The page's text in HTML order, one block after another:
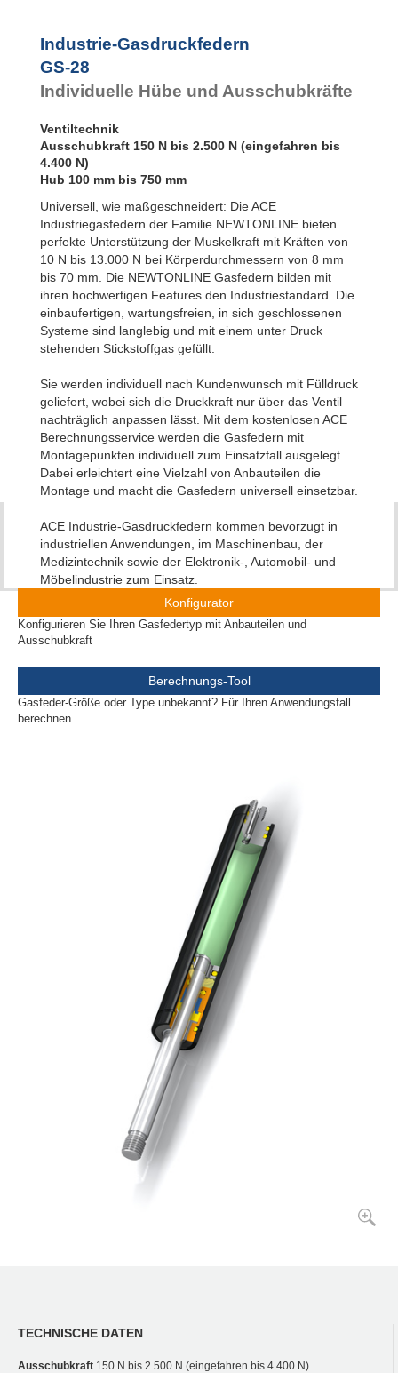
Industrie-Gasdruckfedern
GS-28
Individuelle Hübe und Ausschubkräfte
Ventiltechnik
Ausschubkraft 150 N bis 2.500 N (eingefahren bis
4.400 N)
Hub 100 mm bis 750 mm
Universell, wie maßgeschneidert: Die ACE
Industriegasfedern der Familie NEWTONLINE bieten
perfekte Unterstützung der Muskelkraft mit Kräften von
10 N bis 13.000 N bei Körperdurchmessern von 8 mm
bis 70 mm. Die NEWTONLINE Gasfedern bilden mit
ihren hochwertigen Features den Industriestandard. Die
einbaufertigen, wartungsfreien, in sich geschlossenen
Systeme sind langlebig und mit einem unter Druck
stehenden Stickstoffgas gefüllt.
Sie werden individuell nach Kundenwunsch mit Fülldruck
geliefert, wobei sich die Druckkraft nur über das Ventil
nachträglich anpassen lässt. Mit dem kostenlosen ACE
Berechnungsservice werden die Gasfedern mit
Montagepunkten individuell zum Einsatzfall ausgelegt.
Dabei erleichtert eine Vielzahl von Anbauteilen die
Montage und macht die Gasfedern universell einsetzbar.
ACE Industrie-Gasdruckfedern kommen bevorzugt in
industriellen Anwendungen, im Maschinenbau, der
Medizintechnik sowie der Elektronik-, Automobil- und
Möbelindustrie zum Einsatz.
Konfigurator
Konfigurieren Sie Ihren Gasfedertyp mit Anbauteilen und
Ausschubkraft
Berechnungs-Tool
Gasfeder-Größe oder Type unbekannt? Für Ihren Anwendungsfall
berechnen
TECHNISCHE DATEN
Ausschubkraft 150 N bis 2.500 N (eingefahren bis 4.400 N)